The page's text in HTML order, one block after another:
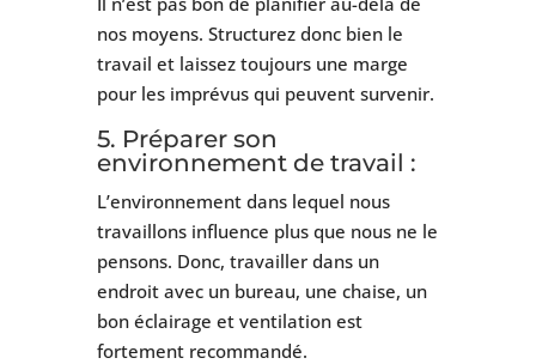
nos moyens. Structurez donc bien le
travail et laissez toujours une marge
pour les imprévus qui peuvent survenir.
5. Préparer son
environnement de travail :
L’environnement dans lequel nous
travaillons influence plus que nous ne le
pensons. Donc, travailler dans un
endroit avec un bureau, une chaise, un
bon éclairage et ventilation est
fortement recommandé.